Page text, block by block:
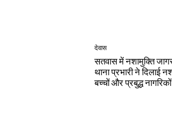
देवास
सतवास में नशामुक्ति
थाना प्रभारी ने
बच्चों और प्रबुद्ध